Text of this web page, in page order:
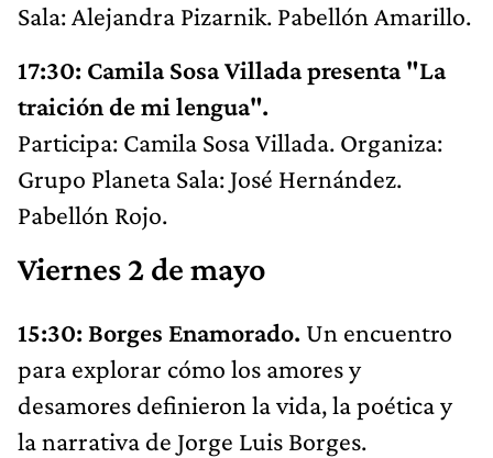
Sala: Alejandra Pizarnik. Pabellón Amarillo.
17:30: Camila Sosa Villada presenta "La
traición de mi lengua".
Participa: Camila Sosa Villada. Organiza:
Grupo Planeta Sala: José Hernández.
Pabellón Rojo.
Viernes 2 de mayo
15:30: Borges Enamorado. Un encuentro
para explorar cómo los amores y
desamores definieron la vida, la poética y
la narrativa de Jorge Luis Borges.